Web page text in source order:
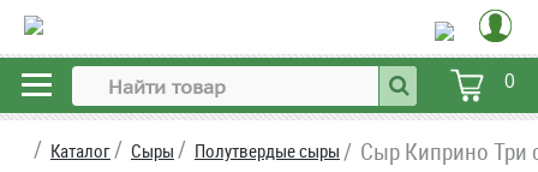
0
Каталог Сыры Полутвердые сыры Сыр Киприно Три